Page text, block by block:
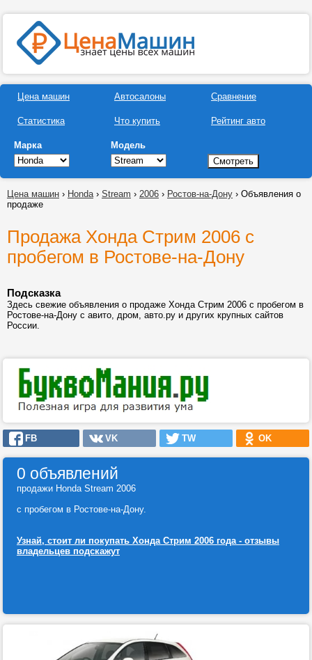
Цена машин
Статистика
Автосалоны
Что купить
Сравнение
Рейтинг авто
Марка Модель
Цена машин › Honda› Stream › 2006 › Ростов-на-Дону › Объявления о
продаже
Продажа Хонда Стрим 2006 с
пробегом в Ростове-на-Дону
Подсказка
Здесь свежие объявления о продаже Хонда Стрим 2006 с пробегом в
Ростове-на-Дону с авито, дром, авто.ру и других крупных сайтов
России.
FB VK TW OK
0 объявлений
продажи Honda Stream 2006
с пробегом в Ростове-на-Дону.
Узнай, стоит ли покупать Хонда Стрим 2006 года - отзывы
владельцев подскажут